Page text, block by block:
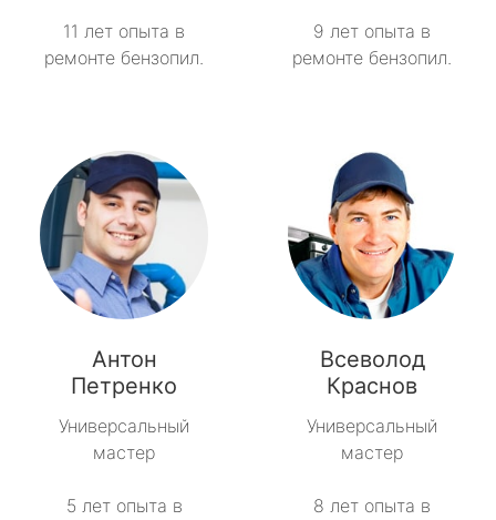
11 лет опыта в
ремонте бензопил.
9 лет опыта в
ремонте бензопил.
Антон
Петренко
Универсальный
мастер
5 лет опыта в
Всеволод
Краснов
Универсальный
мастер
8 лет опыта в